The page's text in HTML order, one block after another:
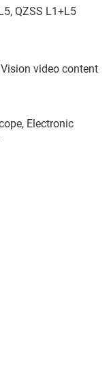
QZSS L1+L5
video content
Electronic